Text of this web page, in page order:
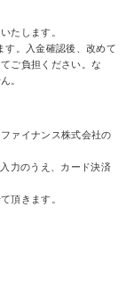
たします。
す。入金確認後、改めて
ご負担ください。な
。
ァイナンス株式会社の
力のうえ、カード決済
頂きます。